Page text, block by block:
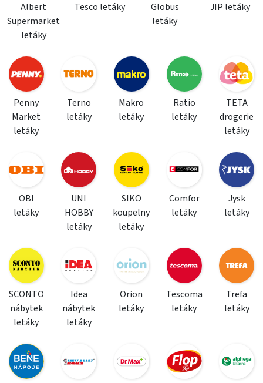
Albert
Supermarket
letáky
Tesco letáky
Globus
letáky
JIP letáky
Penny
Market
letáky
Terno
letáky
Makro
letáky
Ratio
letáky
TETA
drogerie
letáky
OBI
letáky
UNI
HOBBY
letáky
SIKO
koupelny
letáky
Comfor
letáky
Jysk
letáky
SCONTO
nábytek
letáky
Idea
nábytek
letáky
Orion
letáky
Tescoma
letáky
Trefa
letáky